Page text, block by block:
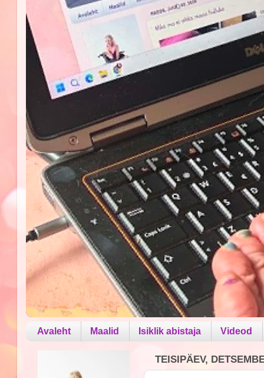
Avaleht Maalid Isiklik abistaja Videod
TEISIPÄEV,